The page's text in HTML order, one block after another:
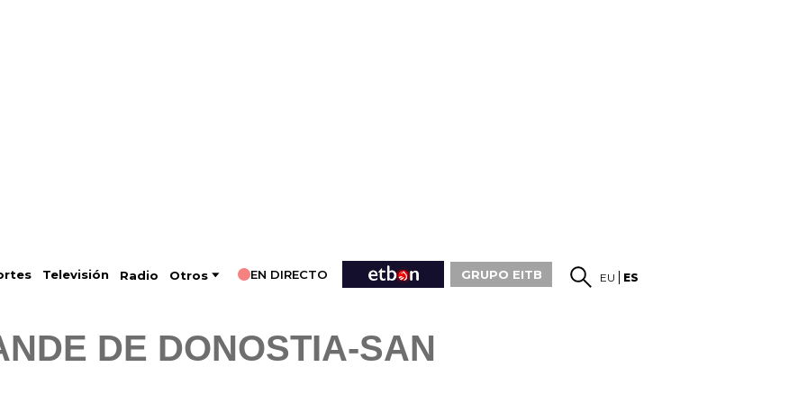
Televisión Radio Otros EN DIRECTO GRUPO EITB EU ES
DE DONOSTIA-SAN